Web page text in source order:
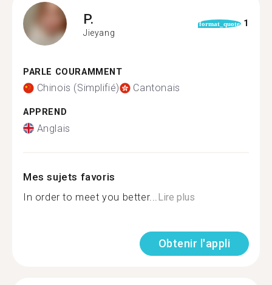
P.
Jieyang
format_quote 1
PARLE COURAMMENT
Chinois (Simplifié) Cantonais
APPREND
Anglais
Mes sujets favoris
In order to meet you better... Lire plus
Obtenir l'appli